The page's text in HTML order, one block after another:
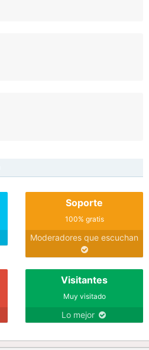
Soporte
100% gratis
Moderadores que escuchan
Visitantes
Muy visitado
Lo mejor